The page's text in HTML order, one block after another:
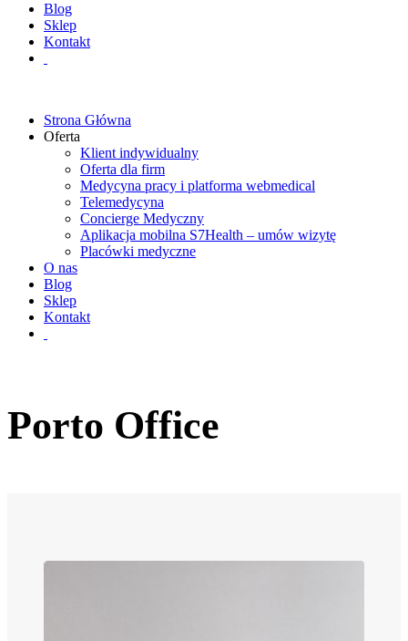
Blog
Sklep
Kontakt
Strona Główna
Oferta
Klient indywidualny
Oferta dla firm
Medycyna pracy i platforma webmedical
Telemedycyna
Concierge Medyczny
Aplikacja mobilna S7Health – umów wizytę
Placówki medyczne
O nas
Blog
Sklep
Kontakt
Porto Office